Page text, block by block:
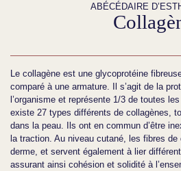
ABÉCÉDAIRE
Le collagène est une glycoprotéine
comparé à une armature. Il s’agit de la
l’organisme et représente 1/3 de toutes les
existe 27 types différents de collagènes,
dans la peau. Ils ont en commun d’être
la traction. Au niveau cutané, les fibres de
derme, et servent également à lier
assurant ainsi cohésion et solidité à